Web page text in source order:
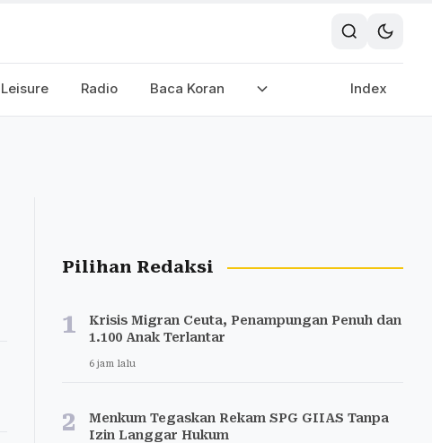
Leisure Radio Baca Koran Index
Pilihan Redaksi
1
Krisis Migran Ceuta, Penampungan Penuh dan
1.100 Anak Terlantar
6 jam lalu
2
Menkum Tegaskan Rekam SPG GIIAS Tanpa
Izin Langgar Hukum